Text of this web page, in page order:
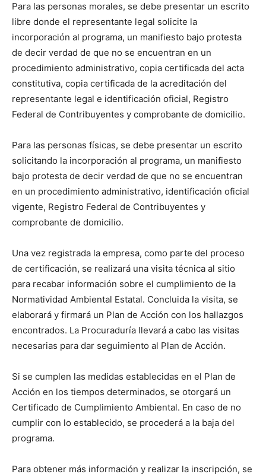
Para las personas morales, se debe presentar un escrito
libre donde el representante legal solicite la
incorporación al programa, un manifiesto bajo protesta
de decir verdad de que no se encuentran en un
procedimiento administrativo, copia certificada del acta
constitutiva, copia certificada de la acreditación del
representante legal e identificación oficial, Registro
Federal de Contribuyentes y comprobante de domicilio.
Para las personas físicas, se debe presentar un escrito
solicitando la incorporación al programa, un manifiesto
bajo protesta de decir verdad de que no se encuentran
en un procedimiento administrativo, identificación oficial
vigente, Registro Federal de Contribuyentes y
comprobante de domicilio.
Una vez registrada la empresa, como parte del proceso
de certificación, se realizará una visita técnica al sitio
para recabar información sobre el cumplimiento de la
Normatividad Ambiental Estatal. Concluida la visita, se
elaborará y firmará un Plan de Acción con los hallazgos
encontrados. La Procuraduría llevará a cabo las visitas
necesarias para dar seguimiento al Plan de Acción.
Si se cumplen las medidas establecidas en el Plan de
Acción en los tiempos determinados, se otorgará un
Certificado de Cumplimiento Ambiental. En caso de no
cumplir con lo establecido, se procederá a la baja del
programa.
Para obtener más información y realizar la inscripción, se